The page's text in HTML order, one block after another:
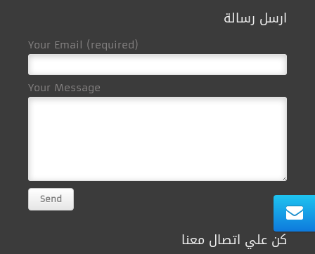
ارسل رسالة
Your Email (required)
Your Message
كن علي اتصال معنا